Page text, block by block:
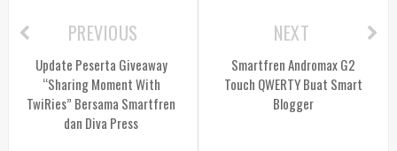
NEXT
Smartfren Andromax G2
Touch QWERTY Buat Smart
Blogger
PREVIOUS
Update Peserta Giveaway
“Sharing Moment With
TwiRies” Bersama Smartfren
dan Diva Press